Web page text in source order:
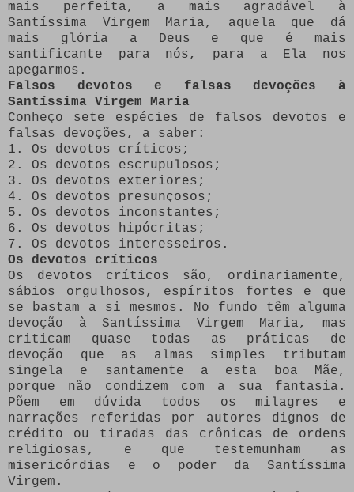
mais perfeita, a mais agradável à
Santíssima Virgem Maria, aquela que dá
mais glória a Deus e que é mais
santificante para nós, para a Ela nos
apegarmos.
Falsos devotos e falsas devoções à
Santíssima Virgem Maria
Conheço sete espécies de falsos devotos e
falsas devoções, a saber:
1. Os devotos críticos;
2. Os devotos escrupulosos;
3. Os devotos exteriores;
4. Os devotos presunçosos;
5. Os devotos inconstantes;
6. Os devotos hipócritas;
7. Os devotos interesseiros.
Os devotos críticos
Os devotos críticos são, ordinariamente,
sábios orgulhosos, espíritos fortes e que
se bastam a si mesmos. No fundo têm alguma
devoção à Santíssima Virgem Maria, mas
criticam quase todas as práticas de
devoção que as almas simples tributam
singela e santamente a esta boa Mãe,
porque não condizem com a sua fantasia.
Põem em dúvida todos os milagres e
narrações referidas por autores dignos de
crédito ou tiradas das crônicas de ordens
religiosas, e que testemunham as
misericórdias e o poder da Santíssima
Virgem.